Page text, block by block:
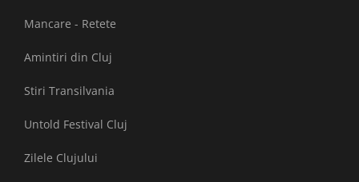
Mancare - Retete
Amintiri din Cluj
Stiri Transilvania
Untold Festival Cluj
Zilele Clujului